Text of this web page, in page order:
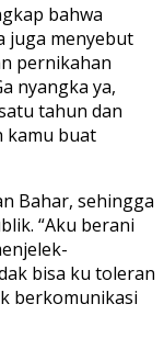
bahwa
juga menyebut
pernikahan
nyangka ya,
tahun dan
kamu buat
Bahar, sehingga
“Aku berani
bisa ku toleran
berkomunikasi